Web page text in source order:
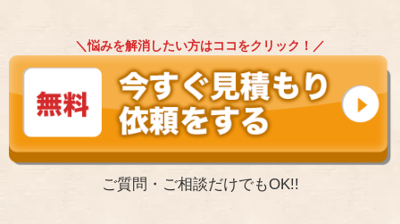
＼悩みを解消したい方はココをクリック！／
ご質問・ご相談だけでもOK!!